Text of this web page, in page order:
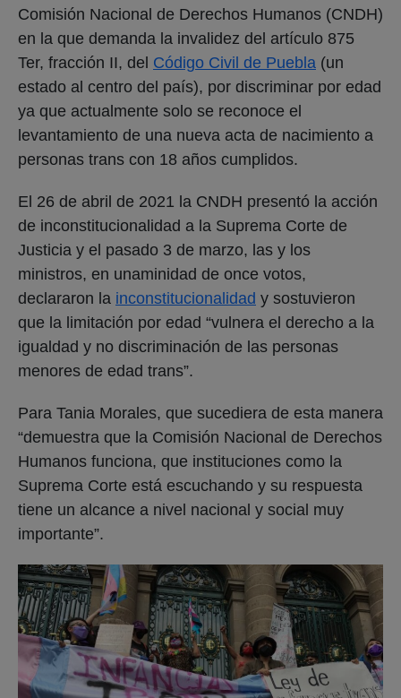
Comisión Nacional de Derechos Humanos (CNDH)
en la que demanda la invalidez del artículo 875
Ter, fracción II, del Código Civil de Puebla (un
estado al centro del país), por discriminar por edad
ya que actualmente solo se reconoce el
levantamiento de una nueva acta de nacimiento a
personas trans con 18 años cumplidos.
El 26 de abril de 2021 la CNDH presentó la acción
de inconstitucionalidad a la Suprema Corte de
Justicia y el pasado 3 de marzo, las y los
ministros, en unaminidad de once votos,
declararon la inconstitucionalidad y sostuvieron
que la limitación por edad “vulnera el derecho a la
igualdad y no discriminación de las personas
menores de edad trans”.
Para Tania Morales, que sucediera de esta manera
“demuestra que la Comisión Nacional de Derechos
Humanos funciona, que instituciones como la
Suprema Corte está escuchando y su respuesta
tiene un alcance a nivel nacional y social muy
importante”.